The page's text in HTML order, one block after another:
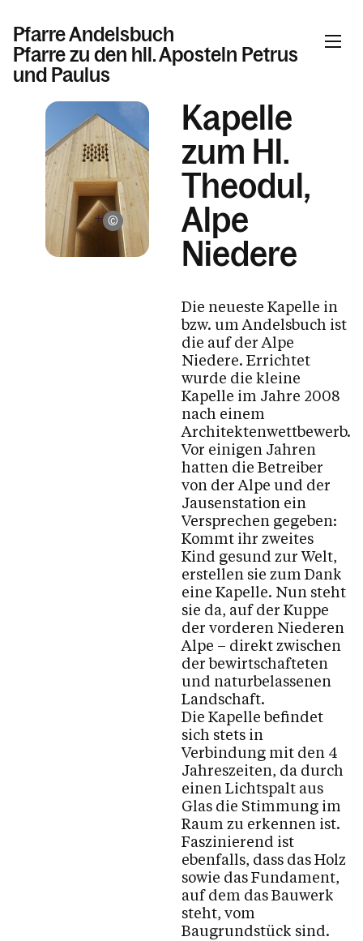
Pfarre Andelsbuch
Pfarre zu den hll. Aposteln Petrus
und Paulus
Informationen
Aktuelles & News
Gemeinschaft
Taufe, Hochzeit, Erstkommunion &
Firmung
Pfarre / Kapellen / Kaplanhaus
Familie Feuerstein
Kapelle
zum Hl.
Theodul,
Alpe
Niedere
Die neueste Kapelle in
bzw. um Andelsbuch ist
die auf der Alpe
Niedere. Errichtet
wurde die kleine
Kapelle im Jahre 2008
nach einem
Architektenwettbewerb.
Vor einigen Jahren
hatten die Betreiber
von der Alpe und der
Jausenstation ein
Versprechen gegeben:
Kommt ihr zweites
Kind gesund zur Welt,
erstellen sie zum Dank
eine Kapelle. Nun steht
sie da, auf der Kuppe
der vorderen Niederen
Alpe – direkt zwischen
der bewirtschafteten
und naturbelassenen
Landschaft.
Die Kapelle befindet
sich stets in
Verbindung mit den 4
Jahreszeiten, da durch
einen Lichtspalt aus
Glas die Stimmung im
Raum zu erkennen ist.
Faszinierend ist
ebenfalls, dass das Holz
sowie das Fundament,
auf dem das Bauwerk
steht, vom
Baugrundstück sind.